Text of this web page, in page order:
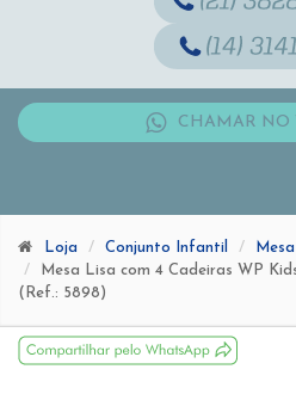
CHAMAR NO
Loja Conjunto Infantil
Mesa Lisa com 4 Cadeiras WP
(Ref.: 5898)